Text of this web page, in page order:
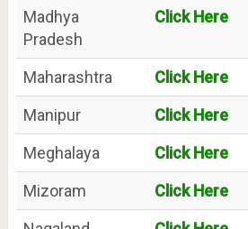
Madhya
Pradesh
Click Here
Maharashtra
Click Here
Manipur
Click Here
Meghalaya
Click Here
Mizoram
Click Here